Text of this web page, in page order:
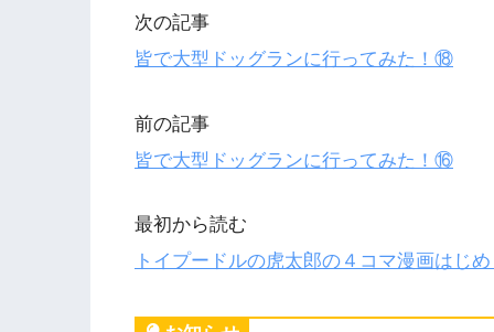
次の記事
皆で大型ドッグランに行ってみた！⑱
前の記事
皆で大型ドッグランに行ってみた！⑯
最初から読む
トイプードルの虎太郎の４コマ漫画はじ